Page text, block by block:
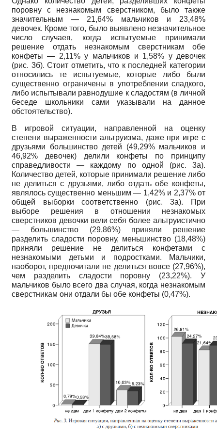
поровну с незнакомым сверстником, было также
значительным — 21,64% мальчиков и 23,48%
девочек. Кроме того, было выявлено незначительное
число случаев, когда испытуемые принимали
решение отдать незнакомым сверстникам обе
конфеты— 2,11%у мальчиков и 1,58% у девочек
(рис. 3б). Стоит отметить, что к последней категории
относились те испытуемые, которые либо были
существенно ограничены в употреблении сладкого,
либо испытывали равнодушие к сладостям (в личной
беседе школьники сами указывали на данное
обстоятельство).
В игровой ситуации, направленной на оценку
степени выраженности альтруизма, даже при игре с
друзьями большинство детей (49,29% мальчиков и
46,92% девочек) делили конфеты по принципу
справедливости— каждому по одной (рис. 3а).
Количество детей, которые принимали решение либо
не делиться с друзьями, либо отдать обе конфеты,
являлось существенно меньшим— 1,42% и 2,37%от
общей выборки соответственно (рис. 3а). При
выборе решения в отношении незнакомых
сверстников девочки вели себя более аль­труистично
— большинство (29,86%) приняли решение
разделить сладости поровну, меньшинство (18,48%)
приняли решение не делиться конфетами с
незнакомыми детьми и подростками. Мальчики,
наоборот, предпочитали не делиться вовсе (27,96%),
чем разделить сладости поровну (23,22%).У
мальчиков было всего два случая, когда незнакомым
сверстникам они отдали бы обе конфеты (0,47%).